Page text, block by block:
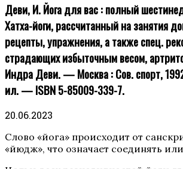
Деви, И. Йога для вас : полный
Хатха-йоги, рассчитанный на занятия
рецепты, упражнения, а также спец.
страдающих избыточным весом,
Индра Деви. — Москва : Сов. спорт,
ил. — ISBN 5-85009-339-7.
20.06.2023
Слово «йога» происходит от
«йюдж», что означает соединять